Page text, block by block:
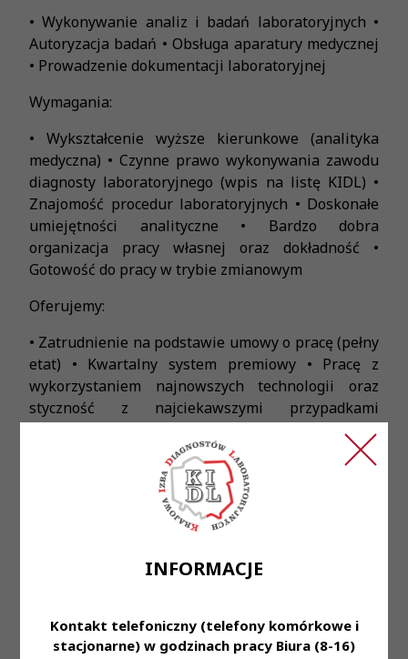
INFORMACJE
Kontakt telefoniczny (telefony komórkowe i
stacjonarne) w godzinach pracy Biura (8-16)
• Wykonywanie analiz i badań laboratoryjnych •
Autoryzacja badań • Obsługa aparatury medycznej
• Prowadzenie dokumentacji laboratoryjnej
Wymagania:
• Wykształcenie wyższe kierunkowe (analityka
medyczna) • Czynne prawo wykonywania zawodu
diagnosty laboratoryjnego (wpis na listę KIDL) •
Znajomość procedur laboratoryjnych • Doskonałe
umiejętności analityczne • Bardzo dobra
organizacja pracy własnej oraz dokładność •
Gotowość do pracy w trybie zmianowym
Oferujemy:
• Zatrudnienie na podstawie umowy o pracę (pełny
etat) • Kwartalny system premiowy • Pracę z
wykorzystaniem najnowszych technologii oraz
styczność z najciekawszymi przypadkami
medycznymi • Możliwość uzyskania
dofinansowania specjalizacji • Dofinansowanie do
prywatnej opieki medycznej lub karty Medicover
Sport • Zniżki na badania diagnostyczne dla Ciebie
i Twojej Rodziny • Dostęp do Zakładowego
okazji urodzin • Inicjatywy i konkursy pracownicze,
dni tematyczne (np. Dzień Pizzy, Dzień Popcornu,
przystąpienia do ubezpieczenia grupowego na
życie • Dostęp do platformy umożliwiającej naukę